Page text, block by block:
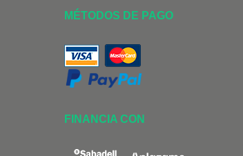
MÉTODOS DE PAGO
FINANCIA CON